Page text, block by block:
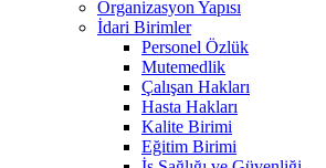
Organizasyon Yapısı
İdari Birimler
Personel Özlük
Mutemedlik
Çalışan Hakları
Hasta Hakları
Kalite Birimi
Eğitim Birimi